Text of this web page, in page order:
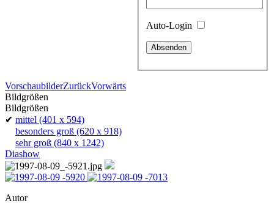
Auto-Login
VorschaubilderZurückVorwärts
Bildgrößen
Bildgrößen
✔ mittel (401 x 594)
besonders groß (620 x 918)
sehr groß (840 x 1242)
Diashow
Autor